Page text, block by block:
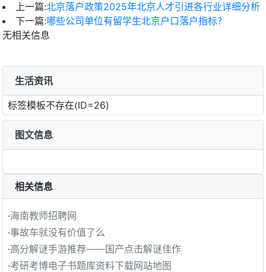
上一篇:北京落户政策2025年北京人才引进各行业详细分析
下一篇:哪些公司单位有留学生北京户口落户指标？
无相关信息
生活资讯
标签模板不存在(ID=26)
图文信息
相关信息
·海南教师招聘网
·事故车就没有价值了么
·高分解谜手游推荐——国产点击解谜佳作
·考研考博电子书题库资料下载网站地图